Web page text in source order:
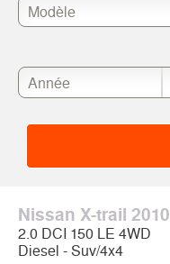
Nissan X-trail 2010
2.0 DCI 150 LE 4WD
Diesel - Suv/4x4